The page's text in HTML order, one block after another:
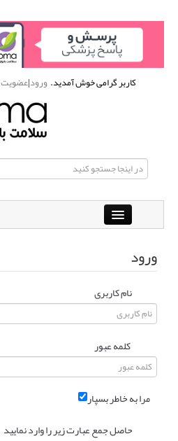
کاربر گرامی خوش آمدید.ورود|عضویت
دانشنامه سلامت بانوان
انجمن متخصصین زنان و اوما
فهرست مواد غذایی
تماس با ما
ورود
نام کاربری
کلمه عبور
مرا به خاطر بسپار
حاصل جمع عبارت زیر را وارد نمایید